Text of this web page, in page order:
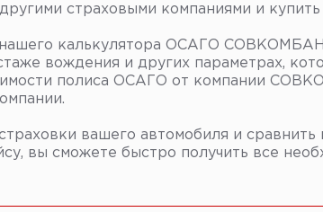
страховыми компаниями и купить
нашего калькулятора ОСАГО
вождения и других параметрах,
полиса ОСАГО от компании
вашего автомобиля и
вы сможете быстро получить все